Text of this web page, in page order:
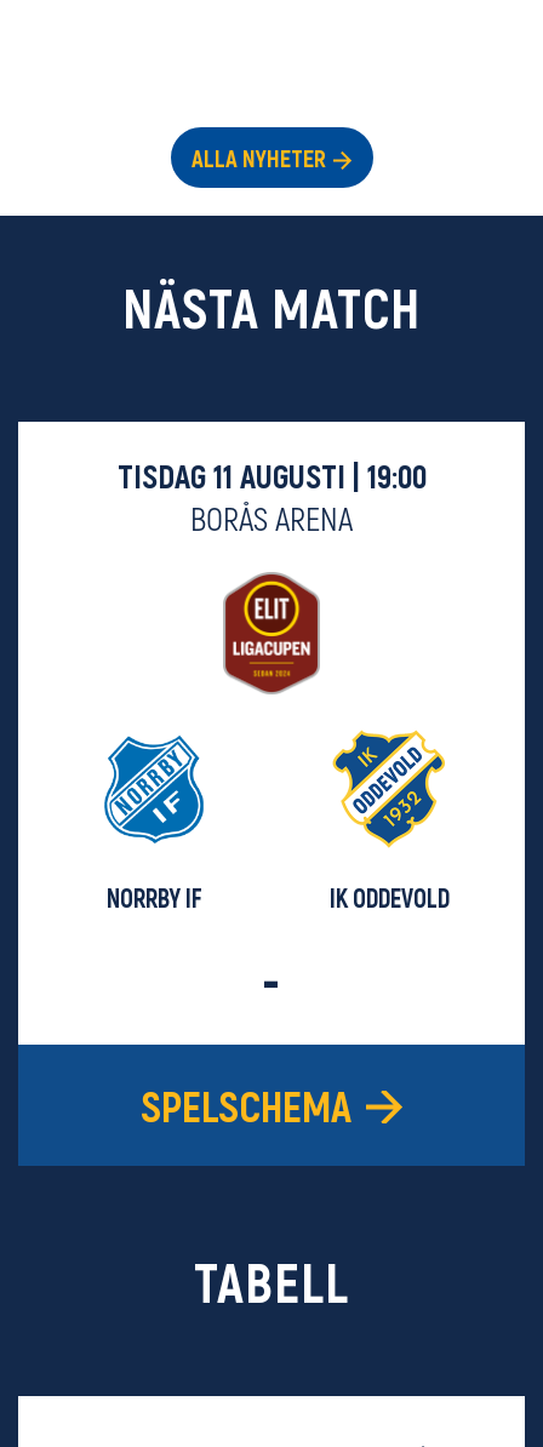
ALLA NYHETER
NÄSTA MATCH
TISDAG 11 AUGUSTI | 19:00
BORÅS ARENA
NORRBY IF IK ODDEVOLD
-
SPELSCHEMA
TABELL